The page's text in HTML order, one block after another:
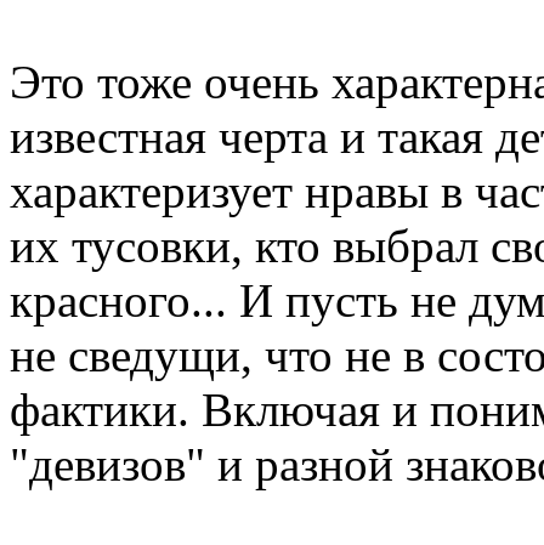
Это тоже очень
известная черта и такая
характеризует нравы в
их тусовки, кто выбрал
красного... И пусть не
не сведущи, что не в
фактики. Включая и
"девизов" и разной